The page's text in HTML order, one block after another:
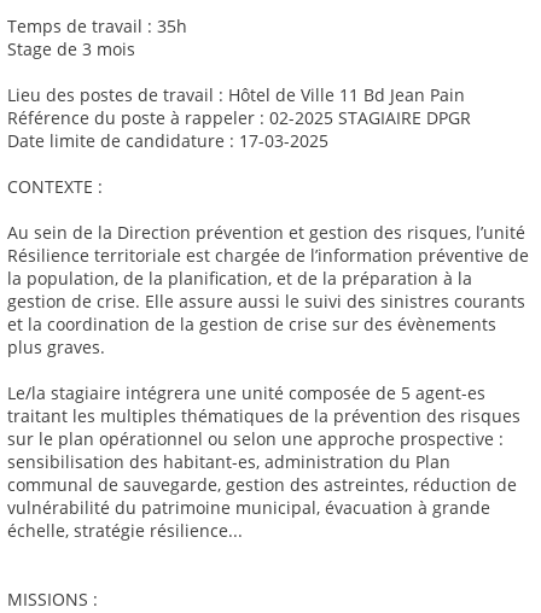
Temps de travail : 35h
Stage de 3 mois
Lieu des postes de travail : Hôtel de Ville 11 Bd Jean Pain
Référence du poste à rappeler : 02-2025 STAGIAIRE DPGR
Date limite de candidature : 17-03-2025
CONTEXTE :
Au sein de la Direction prévention et gestion des risques, l’unité
Résilience territoriale est chargée de l’information préventive de
la population, de la planification, et de la préparation à la
gestion de crise. Elle assure aussi le suivi des sinistres courants
et la coordination de la gestion de crise sur des évènements
plus graves.
Le/la stagiaire intégrera une unité composée de 5 agent-es
traitant les multiples thématiques de la prévention des risques
sur le plan opérationnel ou selon une approche prospective :
sensibilisation des habitant-es, administration du Plan
communal de sauvegarde, gestion des astreintes, réduction de
vulnérabilité du patrimoine municipal, évacuation à grande
échelle, stratégie résilience...
MISSIONS :